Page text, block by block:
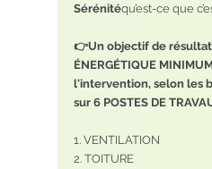
Sérénitéqu’est-ce que
👉Un objectif de
ÉNERGÉTIQUE
l'intervention, selon les
sur 6 POSTES DE
1. VENTILATION
2. TOITURE